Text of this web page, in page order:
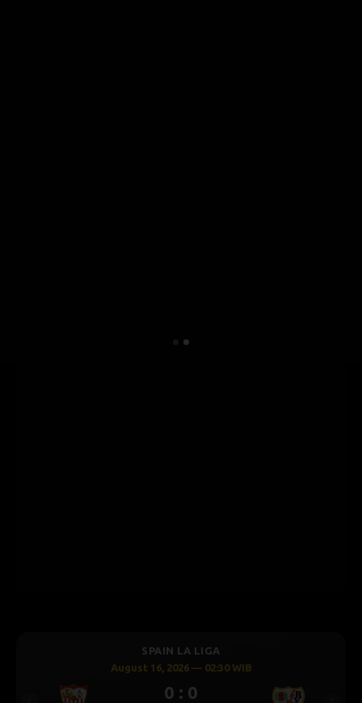
SPAIN LA LIGA
August 16, 2026 — 02:30 WIB
0 : 0